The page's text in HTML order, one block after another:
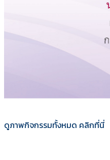
ดูภาพกิจกรรมทั้งหมด คลิกที่นี่